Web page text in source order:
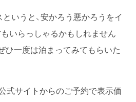
いうと、安かろう悪かろうをイ
いらっしゃるかもしれません
ひ一度は泊まってみてもらいた
式サイトからのご予約で表示価